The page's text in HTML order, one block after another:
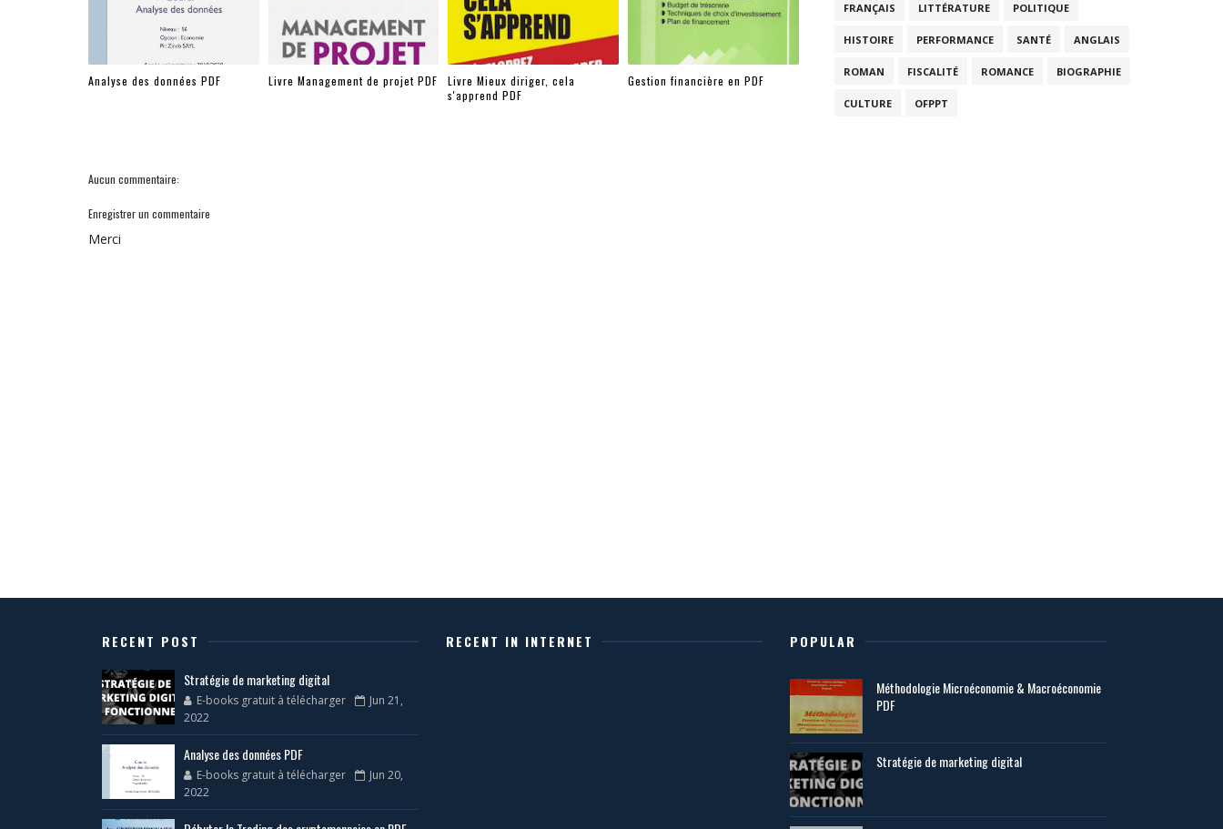
Analyse des données PDF Livre Management de projet PDF
Livre Mieux diriger, cela
s'apprend PDF
Gestion financière en PDF
Aucun commentaire:
Enregistrer un commentaire
Merci
FRANÇAIS LITTÉRATURE POLITIQUE
HISTOIRE PERFORMANCE SANTÉ ANGLAIS
ROMAN FISCALITÉ ROMANCE BIOGRAPHIE
CULTURE OFPPT
RECENT POST
Stratégie de marketing digital
E-books gratuit à télécharger
Jun 21,
2022
Analyse des données PDF
E-books gratuit à télécharger
Jun 20,
2022
RECENT IN INTERNET POPULAR
Méthodologie Microéconomie & Macroéconomie
PDF
Stratégie de marketing digital